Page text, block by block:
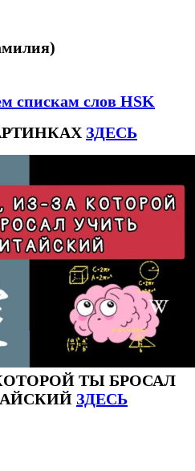
спискам слов HSK
ЗДЕСЬ
ТЫ БРОСАЛ
ЗДЕСЬ